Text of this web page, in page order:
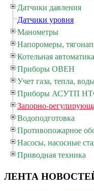
Датчики давления
Датчики уровня
Манометры
Напоромеры,
Котельная автоматика
Приборы ОВЕН
Учет газа, тепла,
Приборы АСУТП
Запорно-
Водоподготовка
Противопожарное
Насосы, насосные
Приводная техника
ЛЕНТА